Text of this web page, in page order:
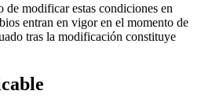
de modificar estas condiciones en
entran en vigor en el momento de
tras la modificación constituye